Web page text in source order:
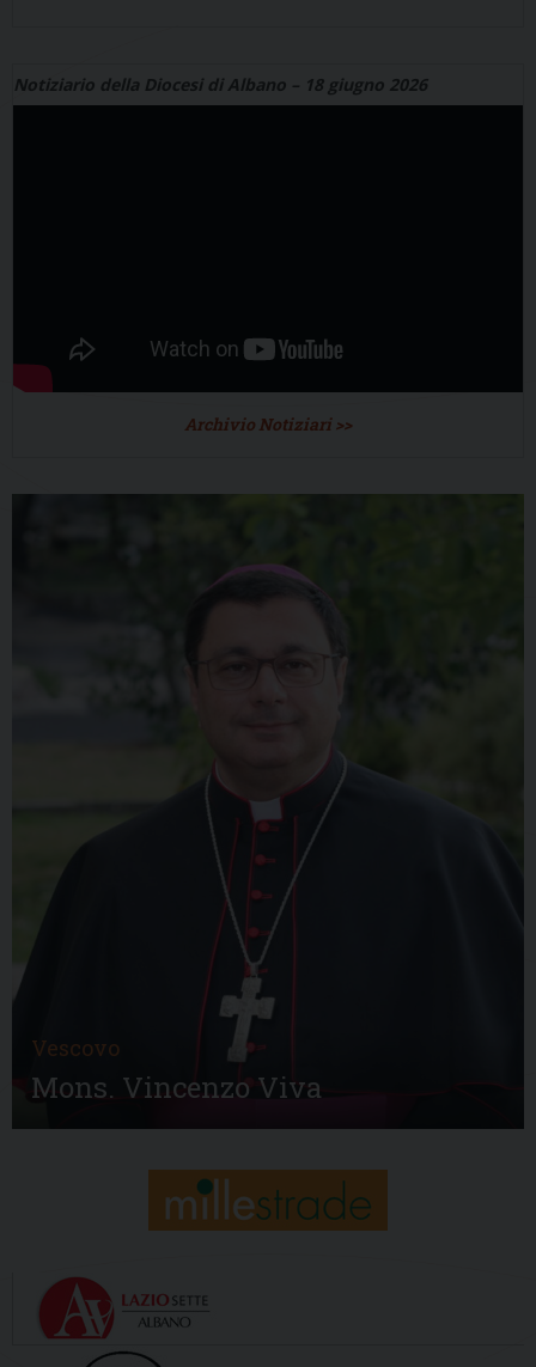
Notiziario della Diocesi di Albano – 18 giugno 2026
Archivio Notiziari >>
Vescovo
Mons. Vincenzo Viva